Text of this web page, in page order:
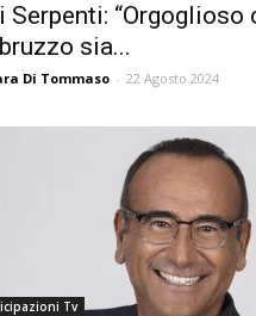
Serpenti: “Orgoglioso
sia...
Di Tommaso - 22 Agosto 2024
Tv